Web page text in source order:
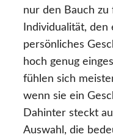
nur den Bauch
Individualität,
persönliches
hoch genug
fühlen sich
wenn sie ein
Dahinter steckt
Auswahl, die